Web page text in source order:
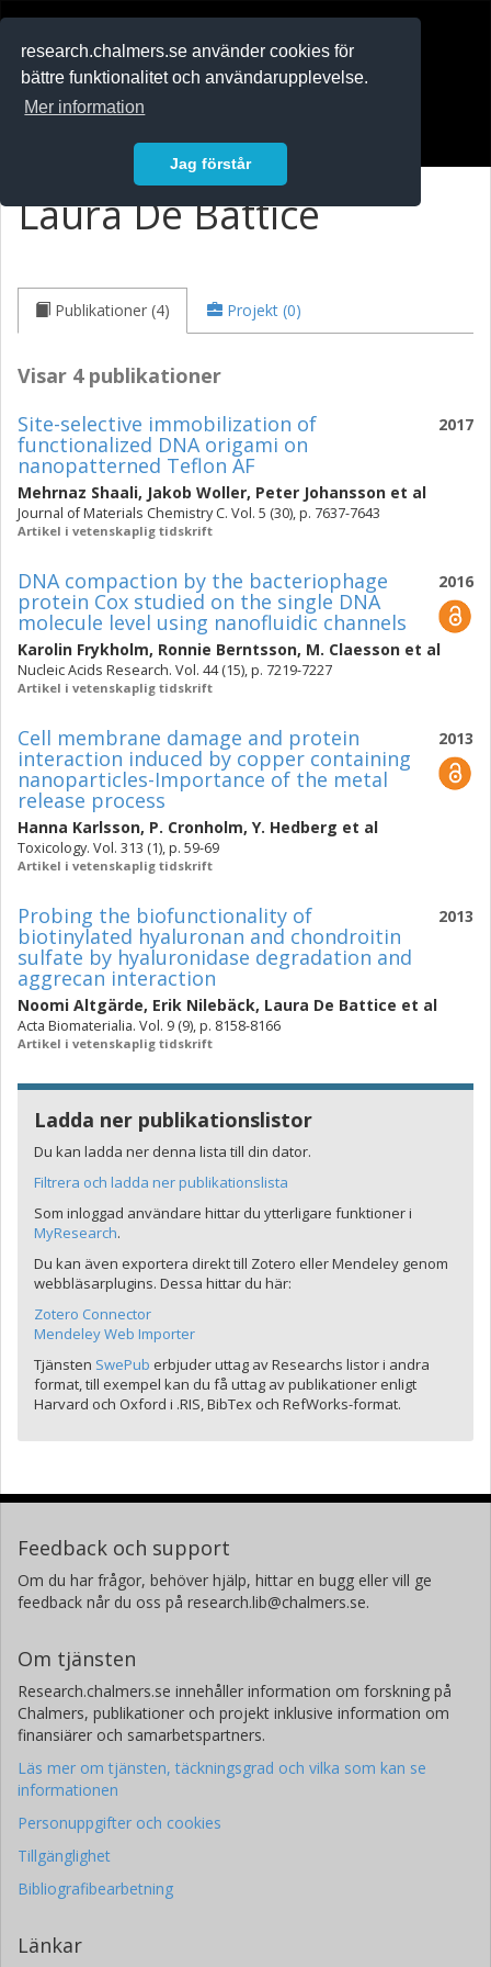
research.chalmers.se använder cookies för
bättre funktionalitet och användarupplevelse.
Mer information
Jag förstår
Laura De Battice
Publikationer (4) Projekt (0)
Visar 4 publikationer
2017
Site-selective immobilization of
functionalized DNA origami on
nanopatterned Teflon AF
Mehrnaz Shaali, Jakob Woller, Peter Johansson et al
Journal of Materials Chemistry C. Vol. 5 (30), p. 7637-7643
Artikel i vetenskaplig tidskrift
2016
DNA compaction by the bacteriophage
protein Cox studied on the single DNA
molecule level using nanofluidic channels
Karolin Frykholm, Ronnie Berntsson, M. Claesson et al
Nucleic Acids Research. Vol. 44 (15), p. 7219-7227
Artikel i vetenskaplig tidskrift
2013
Cell membrane damage and protein
interaction induced by copper containing
nanoparticles-Importance of the metal
release process
Hanna Karlsson, P. Cronholm, Y. Hedberg et al
Toxicology. Vol. 313 (1), p. 59-69
Artikel i vetenskaplig tidskrift
2013
Probing the biofunctionality of
biotinylated hyaluronan and chondroitin
sulfate by hyaluronidase degradation and
aggrecan interaction
Noomi Altgärde, Erik Nilebäck, Laura De Battice et al
Acta Biomaterialia. Vol. 9 (9), p. 8158-8166
Artikel i vetenskaplig tidskrift
Ladda ner publikationslistor
Du kan ladda ner denna lista till din dator.
Filtrera och ladda ner publikationslista
Som inloggad användare hittar du ytterligare funktioner i
MyResearch.
Du kan även exportera direkt till Zotero eller Mendeley genom
webbläsarplugins. Dessa hittar du här:
Zotero Connector
Mendeley Web Importer
Tjänsten SwePub erbjuder uttag av Researchs listor i andra
format, till exempel kan du få uttag av publikationer enligt
Harvard och Oxford i .RIS, BibTex och RefWorks-format.
Feedback och support
Om du har frågor, behöver hjälp, hittar en bugg eller vill ge
feedback når du oss på research.lib@chalmers.se.
Om tjänsten
Research.chalmers.se innehåller information om forskning på
Chalmers, publikationer och projekt inklusive information om
finansiärer och samarbetspartners.
Läs mer om tjänsten, täckningsgrad och vilka som kan se
informationen
Personuppgifter och cookies
Tillgänglighet
Bibliografibearbetning
Länkar